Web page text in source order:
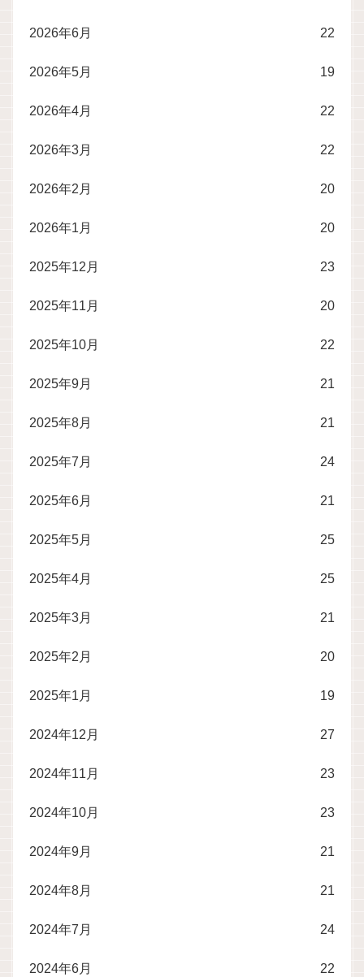
2026年6月 22
2026年5月 19
2026年4月 22
2026年3月 22
2026年2月 20
2026年1月 20
2025年12月 23
2025年11月 20
2025年10月 22
2025年9月 21
2025年8月 21
2025年7月 24
2025年6月 21
2025年5月 25
2025年4月 25
2025年3月 21
2025年2月 20
2025年1月 19
2024年12月 27
2024年11月 23
2024年10月 23
2024年9月 21
2024年8月 21
2024年7月 24
2024年6月 22